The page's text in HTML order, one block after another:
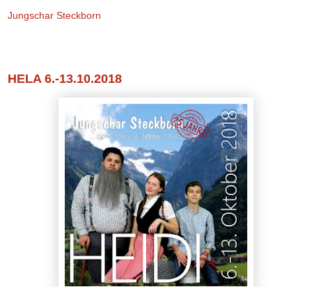
Jungschar Steckborn
HELA 6.-13.10.2018